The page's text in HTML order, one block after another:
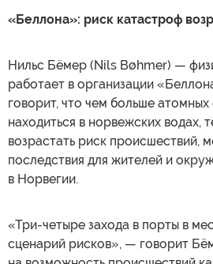
«Беллона»: риск катастроф
Нильс Бёмер (Nils Bøhmer) —
работает в организации
говорит, что чем больше атомных
находиться в норвежских водах,
возрастать риск происшествий,
последствия для жителей и
в Норвегии.
«Три-четыре захода в порты в
сценарий рисков», — говорит